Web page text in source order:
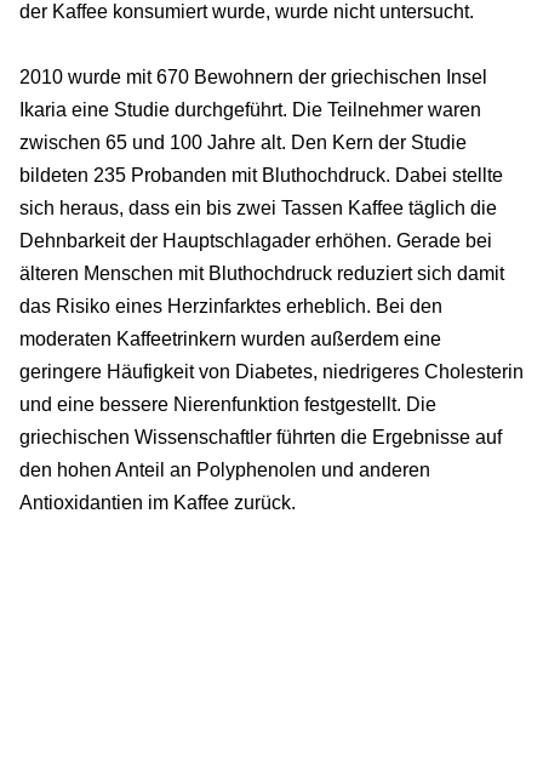
der Kaffee konsumiert wurde, wurde nicht untersucht.
2010 wurde mit 670 Bewohnern der griechischen Insel
Ikaria eine Studie durchgeführt. Die Teilnehmer waren
zwischen 65 und 100 Jahre alt. Den Kern der Studie
bildeten 235 Probanden mit Bluthochdruck. Dabei stellte
sich heraus, dass ein bis zwei Tassen Kaffee täglich die
Dehnbarkeit der Hauptschlagader erhöhen. Gerade bei
älteren Menschen mit Bluthochdruck reduziert sich damit
das Risiko eines Herzinfarktes erheblich. Bei den
moderaten Kaffeetrinkern wurden außerdem eine
geringere Häufigkeit von Diabetes, niedrigeres Cholesterin
und eine bessere Nierenfunktion festgestellt. Die
griechischen Wissenschaftler führten die Ergebnisse auf
den hohen Anteil an Polyphenolen und anderen
Antioxidantien im Kaffee zurück.